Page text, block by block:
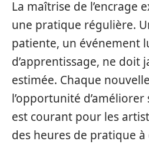
La maîtrise de l’encrage
une pratique régulière.
patiente, un événement
d’apprentissage, ne doit
estimée. Chaque
l’opportunité
est courant pour les
des heures de pratique